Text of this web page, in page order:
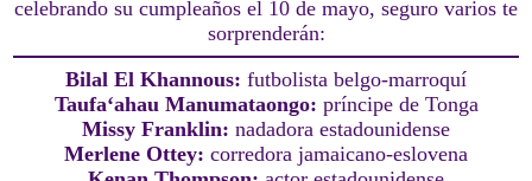
celebrando su cumpleaños el 10 de mayo, seguro varios te
sorprenderán:
Bilal El Khannous: futbolista belgo-marroquí
Taufaʻahau Manumataongo: príncipe de Tonga
Missy Franklin: nadadora estadounidense
Merlene Ottey: corredora jamaicano-eslovena